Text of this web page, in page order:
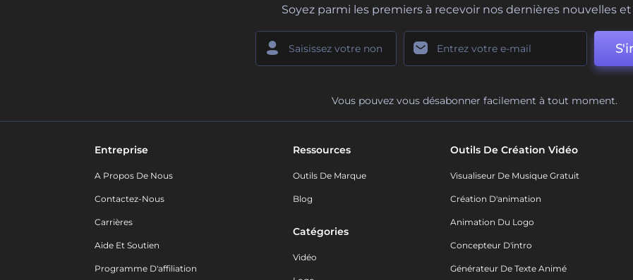
Soyez parmi les premiers à recevoir nos dernières nouvelles et
Vous pouvez vous désabonner facilement à tout moment.
Entreprise
A Propos De Nous
Contactez-Nous
Carrières
Aide Et Soutien
Programme D'affiliation
Ressources
Outils De Marque
Blog
Catégories
Vidéo
Outils De Création Vidéo
Visualiseur De Musique Gratuit
Création D'animation
Animation Du Logo
Concepteur D'intro
Générateur De Texte Animé